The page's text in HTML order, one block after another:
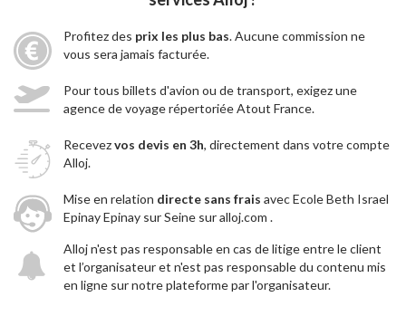
Profitez des prix les plus bas. Aucune commission ne
vous sera jamais facturée.
Pour tous billets d'avion ou de transport, exigez une
agence de voyage répertoriée Atout France.
Recevezvos devis en 3h, directement dans votre compte
Alloj.
Mise en relation directe sans frais avec Ecole Beth Israel
Epinay Epinay sur Seine sur alloj.com .
Alloj n'est pas responsable en cas de litige entre le client
et l’organisateur et n'est pas responsable du contenu mis
en ligne sur notre plateforme par l'organisateur.